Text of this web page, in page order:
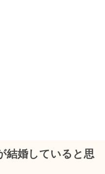
結婚していると思